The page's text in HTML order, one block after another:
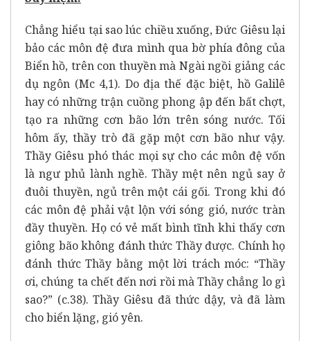
Chẳng hiểu tại sao lúc chiều xuống, Đức Giêsu lại
bảo các môn đệ đưa mình qua bờ phía đông của
Biển hồ, trên con thuyền mà Ngài ngồi giảng các
dụ ngôn (Mc 4,1). Do địa thế đặc biệt, hồ Galilê
hay có những trận cuồng phong ập đến bất chợt,
tạo ra những cơn bão lớn trên sóng nước. Tối
hôm ấy, thầy trò đã gặp một cơn bão như vậy.
Thầy Giêsu phó thác mọi sự cho các môn đệ vốn
là ngư phủ lành nghề. Thầy mệt nên ngủ say ở
đuôi thuyền, ngủ trên một cái gối. Trong khi đó
các môn đệ phải vật lộn với sóng gió, nước tràn
đầy thuyền. Họ có vẻ mất bình tĩnh khi thấy cơn
giông bão không đánh thức Thầy được. Chính họ
đánh thức Thầy bằng một lời trách móc: “Thầy
ơi, chúng ta chết đến nơi rồi mà Thầy chẳng lo gì
sao?” (c.38). Thầy Giêsu đã thức dậy, và đã làm
cho biển lặng, gió yên.